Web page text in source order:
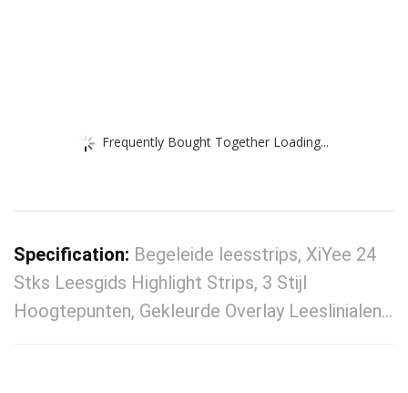
Frequently Bought Together Loading...
Specification: Begeleide leesstrips, XiYee 24
Stks Leesgids Highlight Strips, 3 Stijl
Hoogtepunten, Gekleurde Overlay Leeslinialen…